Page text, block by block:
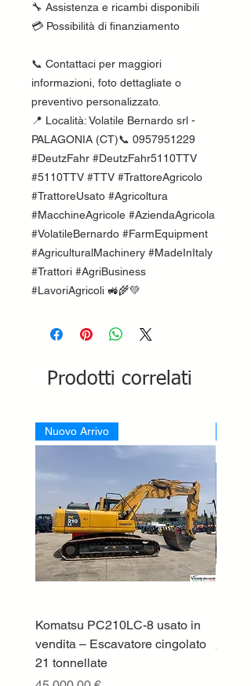
🔧 Assistenza e ricambi disponibili
💳 Possibilità di finanziamento
📞 Contattaci per maggiori
informazioni, foto dettagliate o
preventivo personalizzato.
📍 Località: Volatile Bernardo srl -
PALAGONIA (CT)📞 0957951229
#DeutzFahr #DeutzFahr5110TTV
#5110TTV #TTV #TrattoreAgricolo
#TrattoreUsato #Agricoltura
#MacchineAgricole #AziendaAgricola
#VolatileBernardo #FarmEquipment
#AgriculturalMachinery #MadeInItaly
#Trattori #AgriBusiness
#LavoriAgricoli 🚜🌾💚
Prodotti correlati
Nuovo Arrivo
Komatsu PC210LC-8 usato in
vendita – Escavatore cingolato
21 tonnellate
Prezzo